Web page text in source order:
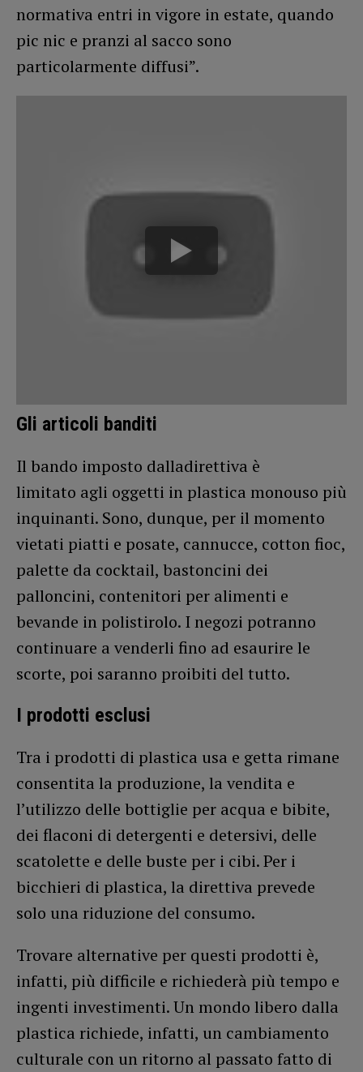
normativa entri in vigore in estate, quando
pic nic e pranzi al sacco sono
particolarmente diffusi”.
Gli articoli banditi
Il bando imposto dalladirettiva è
limitato agli oggetti in plastica monouso più
inquinanti. Sono, dunque, per il momento
vietati piatti e posate, cannucce, cotton fioc,
palette da cocktail, bastoncini dei
palloncini, contenitori per alimenti e
bevande in polistirolo. I negozi potranno
continuare a venderli fino ad esaurire le
scorte, poi saranno proibiti del tutto.
I prodotti esclusi
Tra i prodotti di plastica usa e getta rimane
consentita la produzione, la vendita e
l’utilizzo delle bottiglie per acqua e bibite,
dei flaconi di detergenti e detersivi, delle
scatolette e delle buste per i cibi. Per i
bicchieri di plastica, la direttiva prevede
solo una riduzione del consumo.
Trovare alternative per questi prodotti è,
infatti, più difficile e richiederà più tempo e
ingenti investimenti. Un mondo libero dalla
plastica richiede, infatti, un cambiamento
culturale con un ritorno al passato fatto di